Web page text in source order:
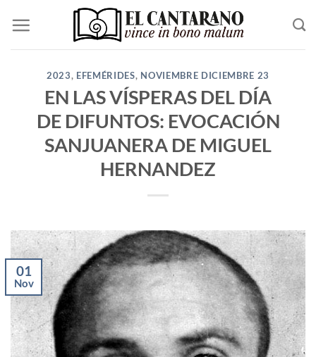
contenido
2023, EFEMÉRIDES, NOVIEMBRE DICIEMBRE 23
EN LAS VÍSPERAS DEL DÍA
DE DIFUNTOS: EVOCACIÓN
SANJUANERA DE MIGUEL
HERNANDEZ
01
Nov